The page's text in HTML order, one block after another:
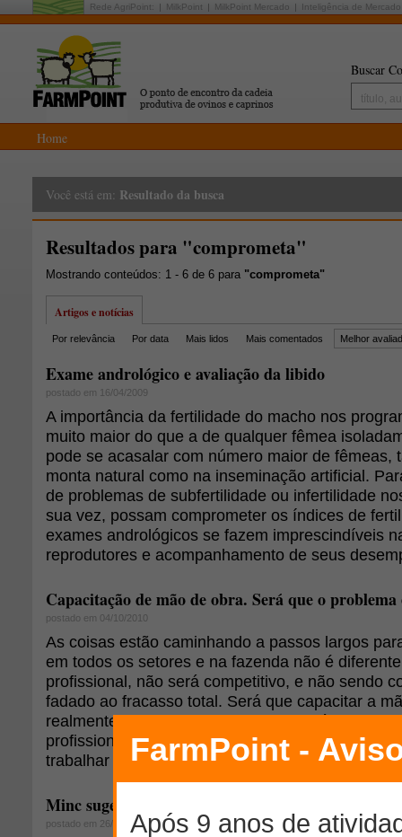
Rede AgriPoint: MilkPoint MilkPoint Mercado Inteligência de Mercado
Buscar
Home
Você está em: Resultado da busca
Resultados para "comprometa"
Mostrando conteúdos: 1 - 6 de 6 para "comprometa"
Artigos e notícias
Por relevância Por data Mais lidos Mais comentados Melhor
Exame andrológico e avaliação da libido
postado em 16/04/2009
A importância da fertilidade do macho nos
muito maior do que a de qualquer fêmea
pode se acasalar com número maior de fêmeas,
monta natural como na inseminação artificial.
de problemas de subfertilidade ou infertilidade
sua vez, possam comprometer os índices de
exames andrológicos se fazem imprescindíveis
reprodutores e acompanhamento de seus
Capacitação de mão de obra. Será que o problema
postado em 04/10/2010
As coisas estão caminhando a passos largos
em todos os setores e na fazenda não é
profissional, não será competitivo, e não sendo
fadado ao fracasso total. Será que capacitar a
realmente o grande problema? Ou será que
profissionais trabalhando? A ovinocultura tem
trabalhar com poucos ou para poucos.
Minc sugere nova proposta para regularização de
postado em 26/10/2009